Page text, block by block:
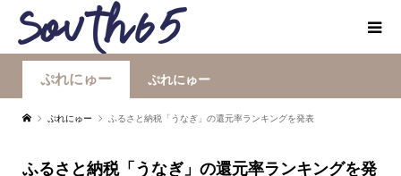
ぷれにゅー ぷれにゅー
ぷれにゅー ふるさと納税「うなぎ」の還元率ランキングを発表
ふるさと納税「うなぎ」の還元率ランキングを発